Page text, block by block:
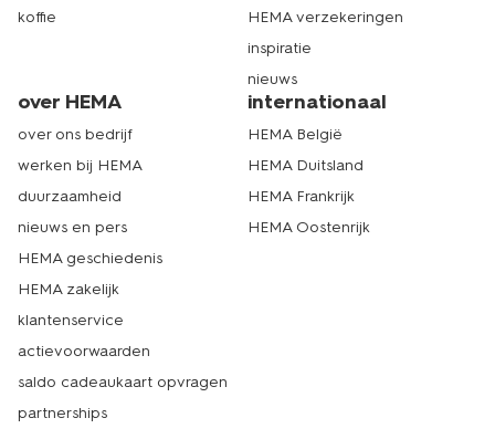
koffie
HEMA verzekeringen
inspiratie
nieuws
over HEMA
over ons bedrijf
werken bij HEMA
duurzaamheid
nieuws en pers
HEMA geschiedenis
HEMA zakelijk
klantenservice
actievoorwaarden
saldo cadeaukaart opvragen
partnerships
internationaal
HEMA België
HEMA Duitsland
HEMA Frankrijk
HEMA Oostenrijk